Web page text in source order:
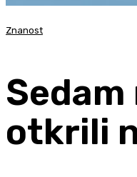
Znanost
otkrili